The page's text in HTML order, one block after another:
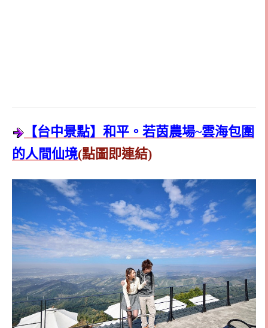
【台中景點】和平。若茵農場~雲海包圍
的人間仙境(點圖即連結)